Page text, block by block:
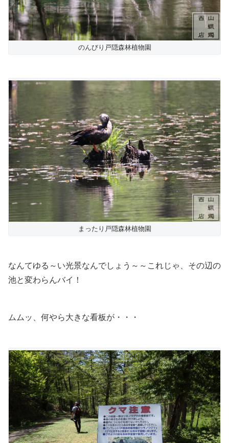
のんびり戸隠森林植物園
まったり戸隠森林植物園
なんてゆる～い光景なんでしょう～～これじゃ、その辺の
池と変わらんバイ！
ムムッ、何やら大きな看板が・・・